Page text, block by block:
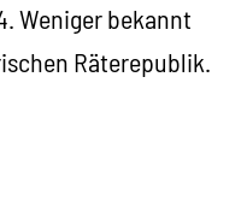
Weniger bekannt
Räterepublik.